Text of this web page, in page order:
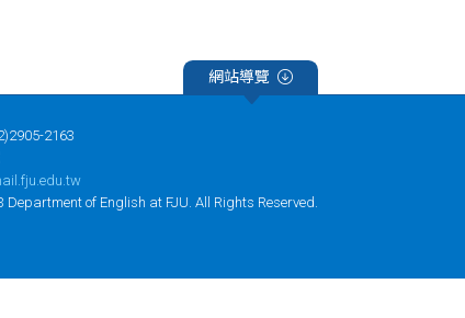
網站導覽
2163
of English at FJU. All Rights Reserved.